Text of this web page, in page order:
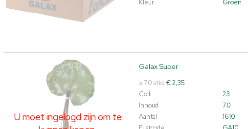
Kleur
Groen
U moet ingelogd zijn om te
Galax Super
≥ 70 stks€ 2,35
Colli
23
Inhoud
70
Aantal
1610
Galax Super
U moet ingelogd zijn om te kunnen kopen.Klik hier om in te loggen.